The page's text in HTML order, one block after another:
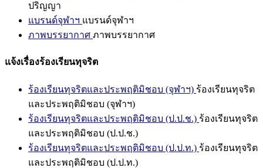
ปริญญา
แบรนด์จุฬาฯ แบรนด์จุฬาฯ
ภาพบรรยากาศ ภาพบรรยากาศ
แจ้งเรื่องร้องเรียนทุจริต
ร้องเรียนทุจริตและประพฤติมิชอบ (จุฬาฯ) ร้องเรียนทุจริต
และประพฤติมิชอบ (จุฬาฯ)
ร้องเรียนทุจริตและประพฤติมิชอบ (ป.ป.ช.) ร้องเรียนทุจริต
และประพฤติมิชอบ (ป.ป.ช.)
ร้องเรียนทุจริตและประพฤติมิชอบ (ป.ป.ท.) ร้องเรียนทุจริต
และประพฤติมิชอบ (ป.ป.ท.)